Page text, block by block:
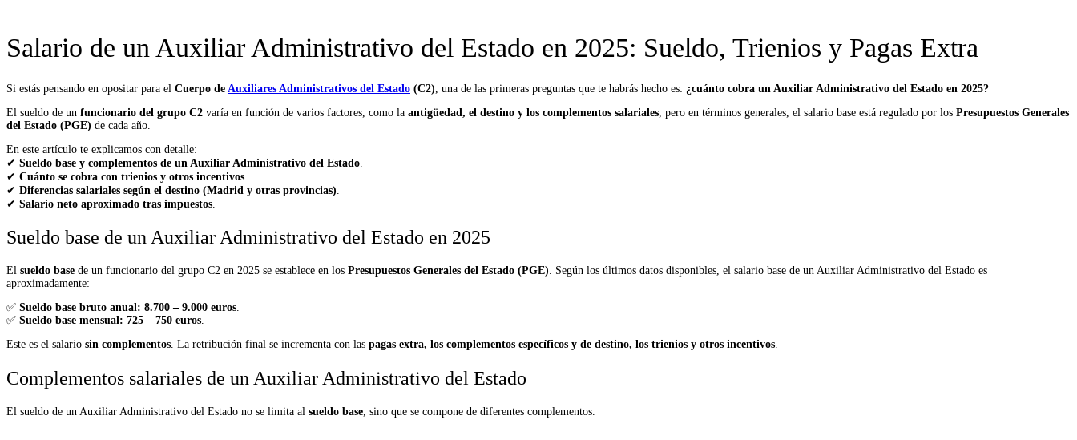
Salario de un Auxiliar Administrativo del Estado en 2025: Sueldo, Trienios y Pagas Extra
Si estás pensando en opositar para el Cuerpo de Auxiliares Administrativos del Estado (C2) , una de las primeras preguntas que te habrás hecho es: ¿cuánto cobra un Auxiliar Administrativo del Estado en 2025?
El sueldo de un funcionario del grupo C2 varía en función de varios factores, como la antigüedad, el destino y los complementos salariales , pero en términos generales, el salario base está regulado por los Presupuestos Generales
del Estado (PGE) de cada año.
En este artículo te explicamos con detalle:
✔ Sueldo base y complementos de un Auxiliar Administrativo del Estado
✔ Cuánto se cobra con trienios y otros incentivos
✔ Diferencias salariales según el destino (Madrid y otras provincias)
✔ Salario neto aproximado tras impuestos
Sueldo base de un Auxiliar Administrativo del Estado en 2025
El sueldo base de un funcionario del grupo C2 en 2025 se establece en los Presupuestos Generales del Estado (PGE). Según los últimos datos disponibles, el salario base de un Auxiliar Administrativo del Estado es
aproximadamente:
✅ Sueldo base bruto anual: 8.700 – 9.000 euros.
✅ Sueldo base mensual: 725 – 750 euros.
Este es el salario sin complementos. La retribución final se incrementa con las pagas extra, los complementos específicos y de destino, los trienios y otros incentivos.
Complementos salariales de un Auxiliar Administrativo del Estado
El sueldo de un Auxiliar Administrativo del Estado no se limita al sueldo base, sino que se compone de diferentes complementos.